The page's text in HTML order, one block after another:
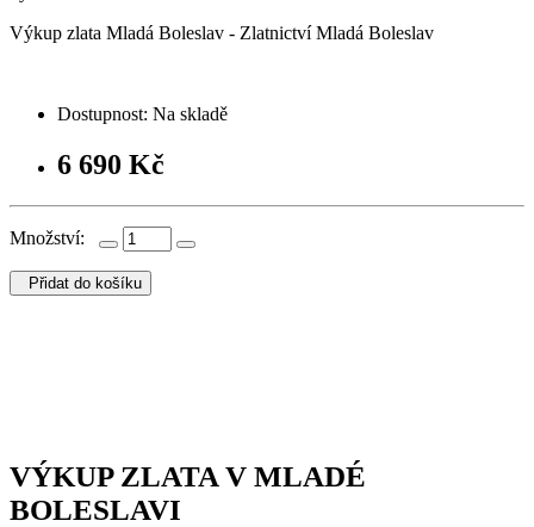
Výkup zlata Mladá Boleslav - Zlatnictví Mladá Boleslav
Dostupnost: Na skladě
6 690 Kč
Množství:
Přidat do košíku
VÝKUP ZLATA V MLADÉ
BOLESLAVI